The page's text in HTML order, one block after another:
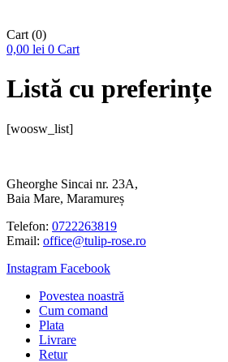
Cart (0)
0,00 lei 0 Cart
Listă cu preferințe
[woosw_list]
Gheorghe Sincai nr. 23A,
Baia Mare, Maramureș
Telefon: 0722263819
Email: office@tulip-rose.ro
Instagram Facebook
Povestea noastră
Cum comand
Plata
Livrare
Retur